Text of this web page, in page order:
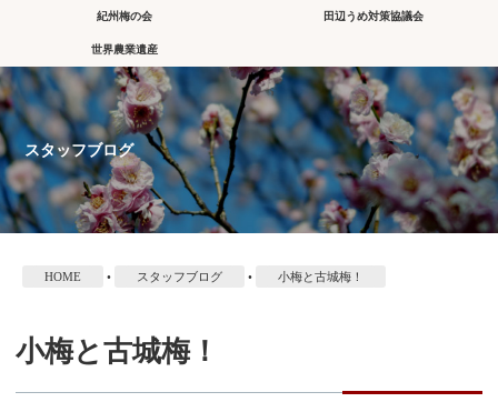
紀州梅の会 田辺うめ対策協議会
世界農業遺産
スタッフブログ
HOME • スタッフブログ • 小梅と古城梅！
小梅と古城梅！